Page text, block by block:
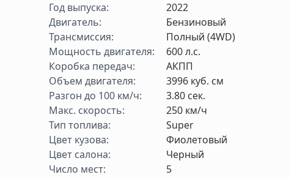
Год выпуска:
2022
Двигатель:
Бензиновый
Трансмиссия:
Полный (4WD)
Мощность двигателя: 600л.с.
Коробка передач:
АКПП
Объем двигателя: 3996 куб. см
Разгон до 100 км/ч: 3.80 cек.
Макс. скорость: 250 км/ч
Тип топлива:
Super
Цвет кузова:
Фиолетовый
Цвет салона:
Черный
Число мест: 5